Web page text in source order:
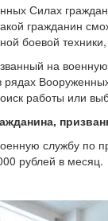
Силах
гражданин
боевой
на
рядах
работы или
службу по
рублей в месяц.